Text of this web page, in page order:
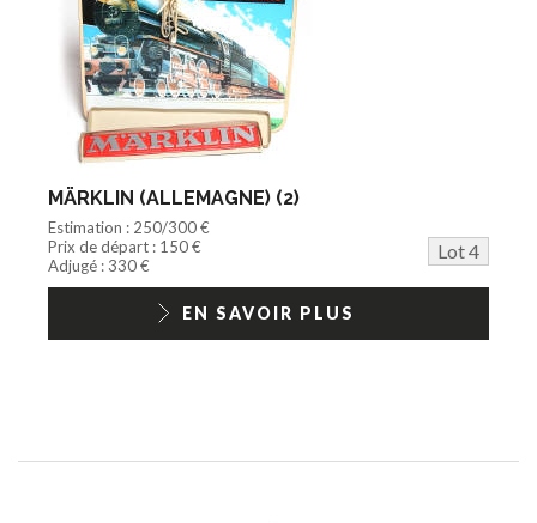
MÄRKLIN (ALLEMAGNE) (2)
Estimation : 250/300 €
Prix de départ : 150 €
Lot 4
Adjugé : 330 €
EN SAVOIR PLUS